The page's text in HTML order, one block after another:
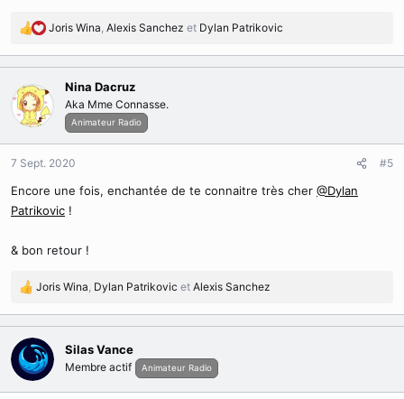
R
a
c
t
i
n
s
Joris Wina, Alexis Sanchez et Dylan Patrikovic
Nina Dacruz
Aka Mme Connasse.
Animateur Radio
7 Sept. 2020 #5
Encore une fois, enchantée de te connaitre très cher @Dylan
Patrikovic !
& bon retour !
R
a
c
t
i
o
Joris Wina, Dylan Patrikovic et Alexis Sanchez
Silas Vance
Membre actif Animateur Radio